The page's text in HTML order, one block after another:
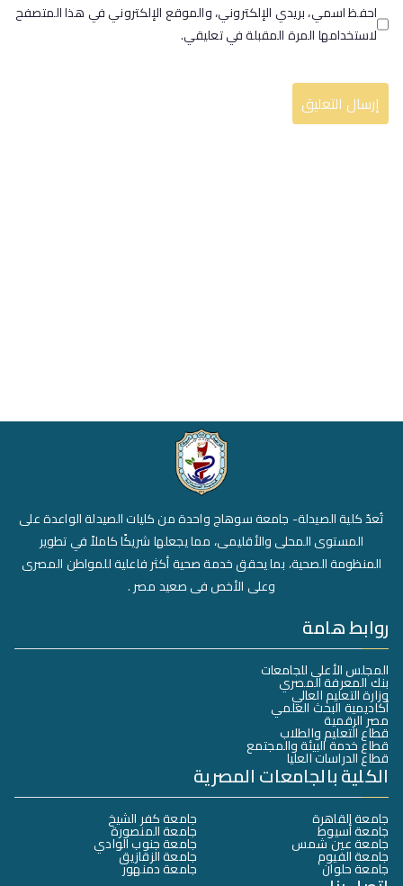
احفظ اسمي، بريدي الإلكتروني، والموقع الإلكتروني في هذا المتصفح
لاستخدامها المرة المقبلة في تعليقي.
تُعدّ كلية الصيدلة- جامعة سوهاج واحدة من كليات الصيدلة الواعدة على
المستوى المحلى والأقليمى، مما يجعلها شريكًا كاملاً في تطوير
المنظومة الصحية، بما يحقق خدمة صحية أكثر فاعلية للمواطن المصرى
وعلى الأخص فى صعيد مصر .
روابط هامة
المجلس الأعلى للجامعات
بنك المعرفة المصري
وزارة التعليم العالي
أكاديمية البحث العلمي
مصر الرقمية
قطاع التعليم والطلاب
قطاع خدمة البيئة والمجتمع
قطاع الدراسات العليا
الكلية بالجامعات المصرية
جامعة القاهرة
جامعة أسيوط
جامعة عين شمس
جامعة الفيوم
جامعة حلوان
جامعة كفر الشيخ
جامعة المنصورة
جامعة جنوب الوادي
جامعة الزقازيق
جامعة دمنهور